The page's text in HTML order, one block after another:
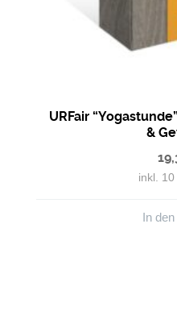
URFair
&
inkl. 10
In